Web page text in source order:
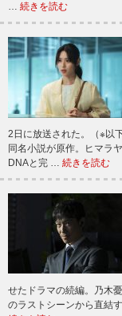
… 続きを読む
2日に放送された。（※以
同名小説が原作。ヒマラ
DNAと完 … 続きを読む
せたドラマの続編。乃木
のラストシーンから直結